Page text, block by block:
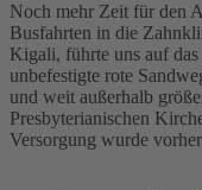
Noch mehr Zeit für den
Busfahrten in die
Kigali, führte uns auf
unbefestigte rote
und weit außerhalb
Presbyterianischen
Versorgung wurde